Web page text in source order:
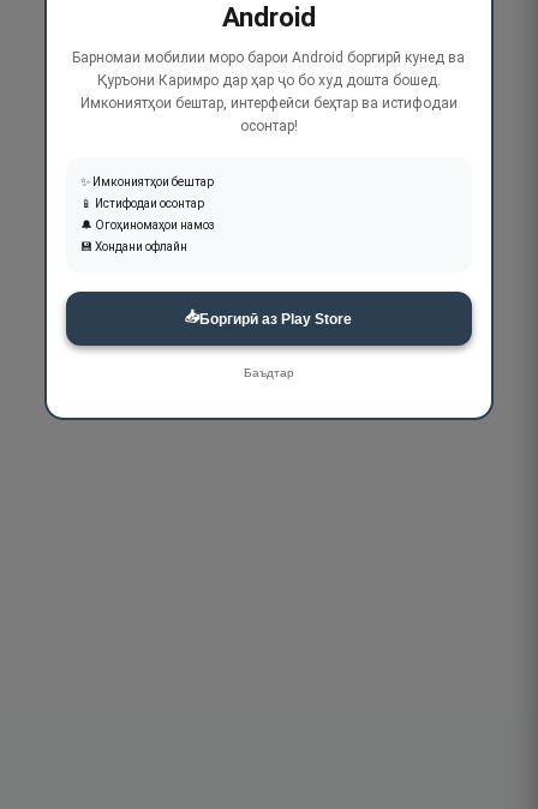
Android
Барномаи мобилии моро барои Android боргирӣ кунед ва
Қуръони Каримро дар ҳар ҷо бо худ дошта бошед.
Имкониятҳои бештар, интерфейси беҳтар ва истифодаи
осонтар!
✨ Имкониятҳои бештар
📱 Истифодаи осонтар
🔔 Огоҳиномаҳои намоз
💾 Хондани офлайн
📥Боргирӣ аз Play Store
Баъдтар